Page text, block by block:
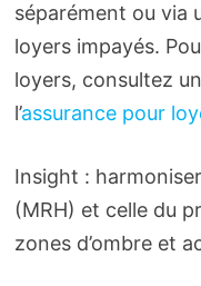
séparément ou via
loyers impayés.
loyers, consultez
l’assurance pour
Insight :
(MRH) et celle du
zones d’ombre et